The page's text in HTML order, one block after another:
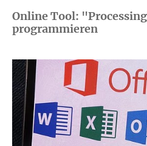
Online Tool:
programmieren